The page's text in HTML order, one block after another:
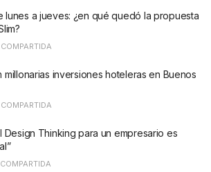
lunes a jueves: ¿en qué quedó la propuesta
millonarias inversiones hoteleras en Buenos
Design Thinking para un empresario es